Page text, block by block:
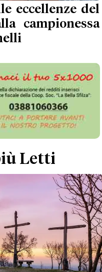
eccellenze del
campionessa
Letti